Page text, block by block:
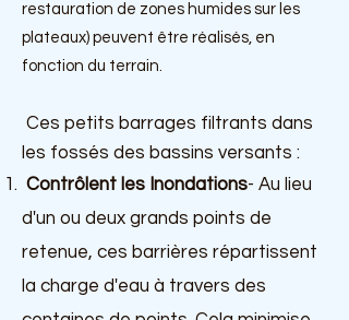
restauration de zones humides sur les
plateaux) peuvent être réalisés, en
fonction du terrain.
Ces petits barrages filtrants dans
les fossés des bassins versants :
Contrôlent les Inondations- Au lieu
d'un ou deux grands points de
retenue, ces barrières répartissent
la charge d'eau à travers des